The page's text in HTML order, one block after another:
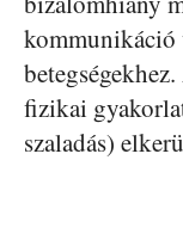
kommunikáció
fizikai
szaladás)